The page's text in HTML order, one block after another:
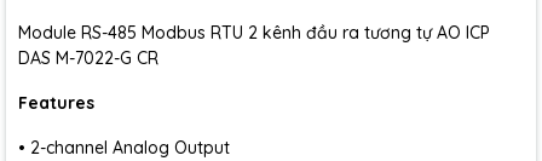
Module RS-485 Modbus RTU 2 kênh đầu ra tương tự AO ICP
DAS M-7022-G CR
Features
• 2-channel Analog Output